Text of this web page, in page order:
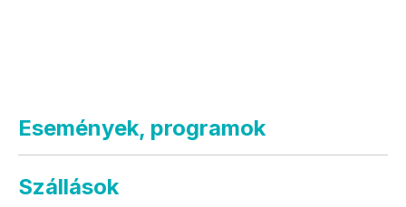
Események, programok
Szállások